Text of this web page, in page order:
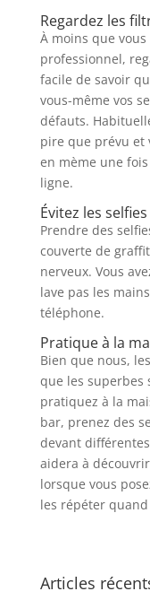
Regardez les
À moins que vous
professionnel,
facile de savoir
vous-même vos
défauts.
pire que prévu et
en mème une
ligne.
Évitez les
Prendre des
couverte de
nerveux. Vous
lave pas les
téléphone.
Pratique à la
Bien que nous,
que les superbes
pratiquez à la
bar, prenez des
devant
aidera à
lorsque vous
les répéter
Articles